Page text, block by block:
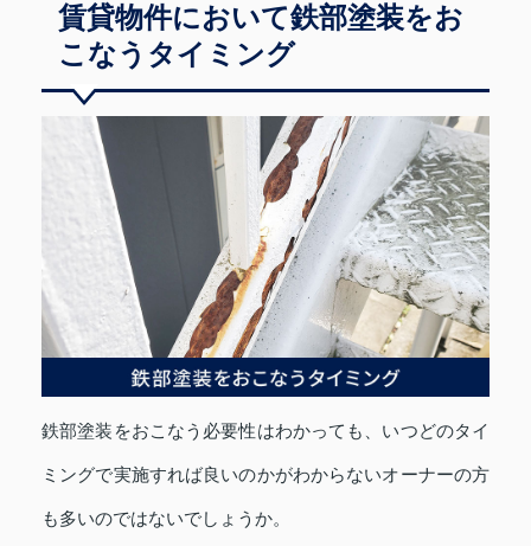
賃貸物件において鉄部塗装をお
こなうタイミング
鉄部塗装をおこなう必要性はわかっても、いつどのタイ
ミングで実施すれば良いのかがわからないオーナーの方
も多いのではないでしょうか。